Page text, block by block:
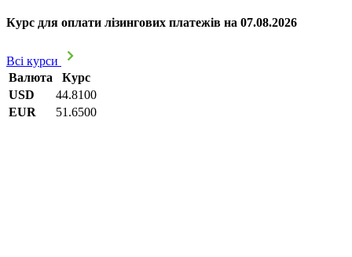
Курс для оплати лізингових платежів на 07.08.2026
Всі курси
Валюта
Курс
USD
44.8100
EUR
51.6500